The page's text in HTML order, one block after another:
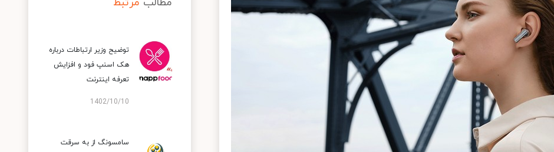
توضیح وزیر ارتباطات درباره
هک اسنپ‌ فود و افزایش
تعرفه اینترنت
1402/10/10
سامسونگ از به سرقت